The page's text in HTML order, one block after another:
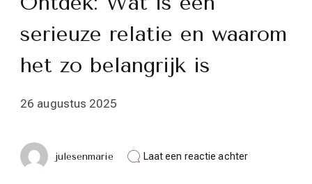
serieuze relatie en waarom
het zo belangrijk is
26 augustus 2025
julesenmarie Laat een reactie achterop